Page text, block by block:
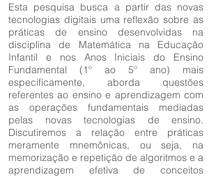
Esta pesquisa busca a partir das novas
tecnologias digitais uma reflexão sobre as
práticas de ensino desenvolvidas na
disciplina de Matemática na Educação
Infantil e nos Anos Iniciais do Ensino
Fundamental (1º ao 5º ano) mais
especificamente, aborda questões
referentes ao ensino e aprendizagem com
as operações fundamentais mediadas
pelas novas tecnologias de ensino.
Discutiremos a relação entre práticas
meramente mnemônicas, ou seja, na
memorização e repetição de algoritmos e a
aprendizagem efetiva de conceitos